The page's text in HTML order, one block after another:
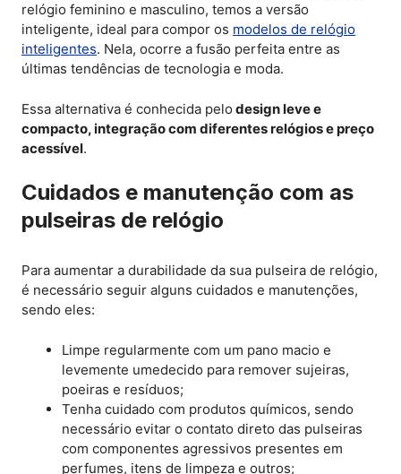
relógio feminino e masculino, temos a versão
inteligente, ideal para compor os modelos de relógio
inteligentes. Nela, ocorre a fusão perfeita entre as
últimas tendências de tecnologia e moda.
Essa alternativa é conhecida pelo design leve e
compacto, integração com diferentes relógios e preço
acessível.
Cuidados e manutenção com as
pulseiras de relógio
Para aumentar a durabilidade da sua pulseira de relógio,
é necessário seguir alguns cuidados e manutenções,
sendo eles:
Limpe regularmente com um pano macio e
levemente umedecido para remover sujeiras,
poeiras e resíduos;
Tenha cuidado com produtos químicos, sendo
necessário evitar o contato direto das pulseiras
com componentes agressivos presentes em
perfumes, itens de limpeza e outros;